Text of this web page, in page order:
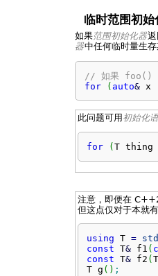
临时范围初始
如果范围初始化器
器中任何临时量生
// 如果 foo()
for
( auto& x
此问题可用 初始化
for (T
注意，即便在
但这点仅对于本就
using T =
const T& f1 (
const T& f2 (
T g ( ) ;